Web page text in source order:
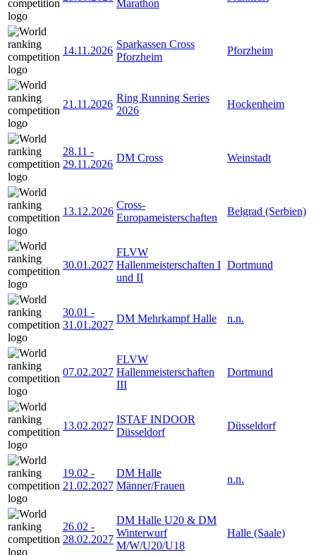
Marathon
14.11.2026
Sparkassen Cross
Pforzheim
Pforzheim
21.11.2026
Ring Running Series
2026
Hockenheim
28.11 -
29.11.2026
DM Cross Weinstadt
13.12.2026
Cross-
Europameisterschaften
Belgrad (Serbien)
30.01.2027
FLVW
Hallenmeisterschaften I
und II
Dortmund
30.01 -
31.01.2027
DM Mehrkampf Halle n.n.
07.02.2027
FLVW
Hallenmeisterschaften
III
Dortmund
13.02.2027
ISTAF INDOOR
Düsseldorf
Düsseldorf
19.02 -
21.02.2027
DM Halle
Männer/Frauen
n.n.
26.02 -
28.02.2027
DM Halle U20 & DM
Winterwurf
M/W/U20/U18
Halle (Saale)